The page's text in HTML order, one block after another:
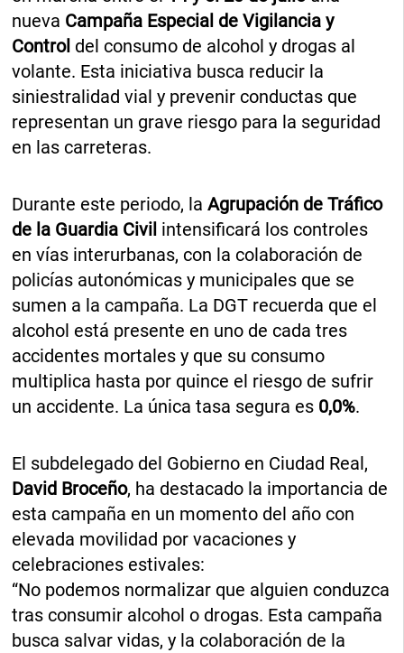
nueva Campaña Especial de Vigilancia y
Control del consumo de alcohol y drogas al
volante. Esta iniciativa busca reducir la
siniestralidad vial y prevenir conductas que
representan un grave riesgo para la seguridad
en las carreteras.
Durante este periodo, laAgrupación de Tráfico
de la Guardia Civil intensificará los controles
en vías interurbanas, con la colaboración de
policías autonómicas y municipales que se
sumen a la campaña. La DGT recuerda que el
alcohol está presente en uno de cada tres
accidentes mortales y que su consumo
multiplica hasta por quince el riesgo de sufrir
un accidente. La única tasa segura es 0,0%.
El subdelegado del Gobierno en Ciudad Real,
David Broceño, ha destacado la importancia de
esta campaña en un momento del año con
elevada movilidad por vacaciones y
celebraciones estivales:
“No podemos normalizar que alguien conduzca
tras consumir alcohol o drogas. Esta campaña
busca salvar vidas, y la colaboración de la